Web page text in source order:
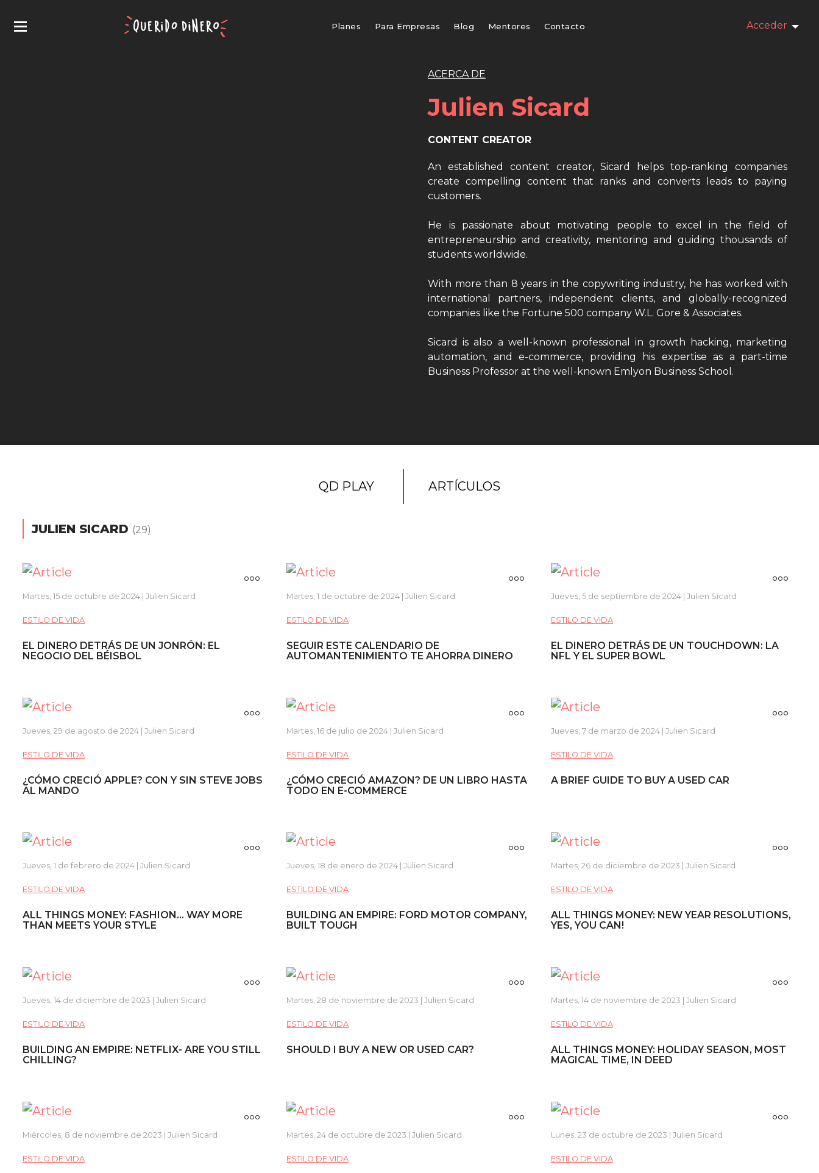
Planes Para Empresas Blog Mentores Contacto Acceder
ACERCA DE
Julien Sicard
CONTENT CREATOR
An established content creator, Sicard helps top-ranking companies
create compelling content that ranks and converts leads to paying
customers.
He is passionate about motivating people to excel in the field of
entrepreneurship and creativity, mentoring and guiding thousands of
students worldwide.
With more than 8 years in the copywriting industry, he has worked with
international partners, independent clients, and globally-recognized
companies like the Fortune 500 company W.L. Gore & Associates.
Sicard is also a well-known professional in growth hacking, marketing
automation, and e-commerce, providing his expertise as a part-time
Business Professor at the well-known Emlyon Business School.
QD PLAY ARTÍCULOS
JULIEN SICARD (29)
Martes, 15 de octubre de 2024 | Julien Sicard
ESTILO DE VIDA
EL DINERO DETRÁS DE UN JONRÓN: EL
NEGOCIO DEL BÉISBOL
Martes, 1 de octubre de 2024 | Julien Sicard
ESTILO DE VIDA
SEGUIR ESTE CALENDARIO DE
AUTOMANTENIMIENTO TE AHORRA DINERO
Jueves, 5 de septiembre de 2024 | Julien Sicard
ESTILO DE VIDA
EL DINERO DETRÁS DE UN TOUCHDOWN: LA
NFL Y EL SUPER BOWL
Jueves, 29 de agosto de 2024 | Julien Sicard
ESTILO DE VIDA
¿CÓMO CRECIÓ APPLE? CON Y SIN STEVE JOBS
AL MANDO
Martes, 16 de julio de 2024 | Julien Sicard
ESTILO DE VIDA
¿CÓMO CRECIÓ AMAZON? DE UN LIBRO HASTA
TODO EN E-COMMERCE
Jueves, 7 de marzo de 2024 | Julien Sicard
ESTILO DE VIDA
A BRIEF GUIDE TO BUY A USED CAR
Jueves, 1 de febrero de 2024 | Julien Sicard
ESTILO DE VIDA
ALL THINGS MONEY: FASHION... WAY MORE
THAN MEETS YOUR STYLE
Jueves, 18 de enero de 2024 | Julien Sicard
ESTILO DE VIDA
BUILDING AN EMPIRE: FORD MOTOR COMPANY,
BUILT TOUGH
Martes, 26 de diciembre de 2023 | Julien Sicard
ESTILO DE VIDA
ALL THINGS MONEY: NEW YEAR RESOLUTIONS,
YES, YOU CAN!
Jueves, 14 de diciembre de 2023 | Julien Sicard
ESTILO DE VIDA
BUILDING AN EMPIRE: NETFLIX- ARE YOU STILL
CHILLING?
Martes, 28 de noviembre de 2023 | Julien Sicard
ESTILO DE VIDA
SHOULD I BUY A NEW OR USED CAR?
Martes, 14 de noviembre de 2023 | Julien Sicard
ESTILO DE VIDA
ALL THINGS MONEY: HOLIDAY SEASON, MOST
MAGICAL TIME, IN DEED
Miércoles, 8 de noviembre de 2023 | Julien Sicard
ESTILO DE VIDA
Martes, 24 de octubre de 2023 | Julien Sicard
ESTILO DE VIDA
Lunes, 23 de octubre de 2023 | Julien Sicard
ESTILO DE VIDA